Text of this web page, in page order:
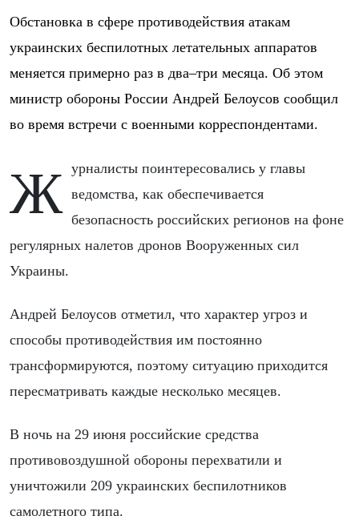
Обстановка в сфере противодействия атакам
украинских беспилотных летательных аппаратов
меняется примерно раз в два–три месяца. Об этом
министр обороны России Андрей Белоусов сообщил
во время встречи с военными корреспондентами.
Журналисты поинтересовались у главы ведомства, как обеспечивается
безопасность российских регионов на фоне
регулярных налетов дронов Вооруженных сил
Украины.
Андрей Белоусов отметил, что характер угроз и
способы противодействия им постоянно
трансформируются, поэтому ситуацию приходится
пересматривать каждые несколько месяцев.
В ночь на 29 июня российские средства
противовоздушной обороны перехватили и
уничтожили 209 украинских беспилотников
самолетного типа.